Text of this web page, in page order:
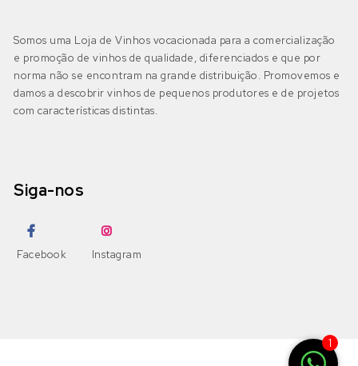
Somos uma Loja de Vinhos vocacionada para a comercialização
e promoção de vinhos de qualidade, diferenciados e que por
norma não se encontram na grande distribuição. Promovemos e
damos a descobrir vinhos de pequenos produtores e de projetos
com características distintas.
Siga-nos
Facebook Instagram
1